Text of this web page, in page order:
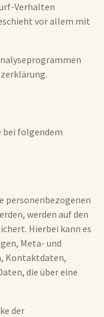
Verhalten
vor allem mit
bei folgendem
personenbezogenen
werden auf den
Hierbei kann es
Meta- und
Kontaktdaten,
die über eine
der